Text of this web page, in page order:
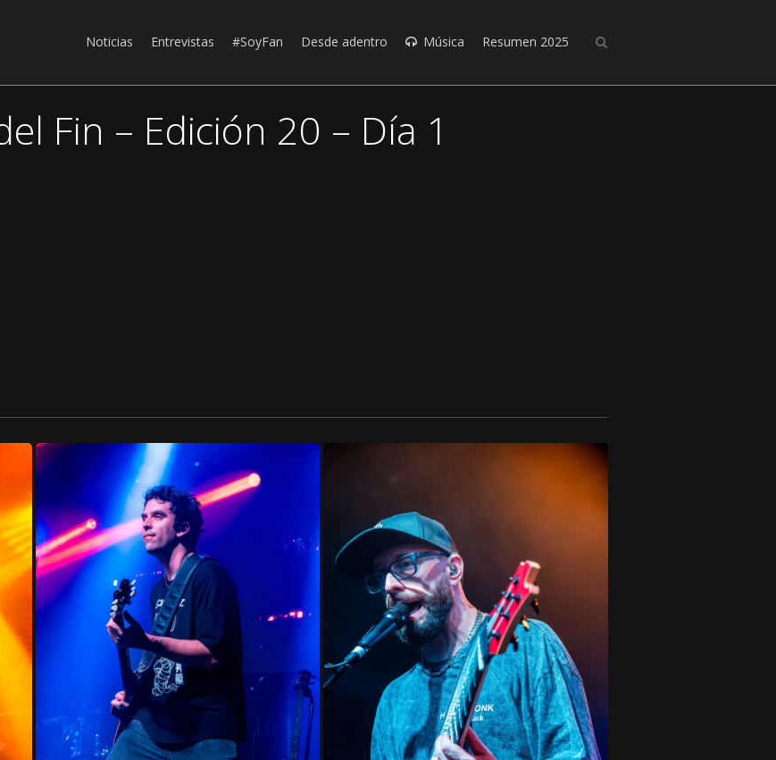
Noticias Entrevistas #SoyFan Desde adentro Música Resumen 2025
Fin – Edición 20 – Día 1